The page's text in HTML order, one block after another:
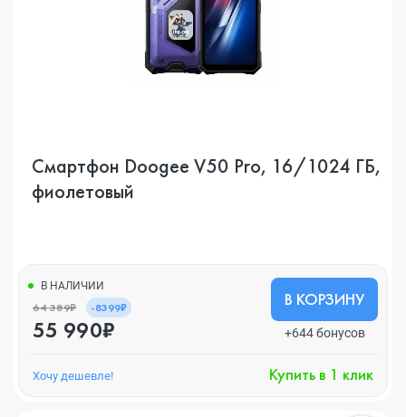
Смартфон Doogee V50 Pro, 16/1024 ГБ,
фиолетовый
В НАЛИЧИИ
64 389₽ -8399₽
55 990₽
В КОРЗИНУ
+644 бонусов
Хочу дешевле! Купить в 1 клик